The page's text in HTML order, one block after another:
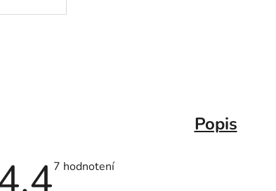
Popis
Priemerné
7 hodnotení